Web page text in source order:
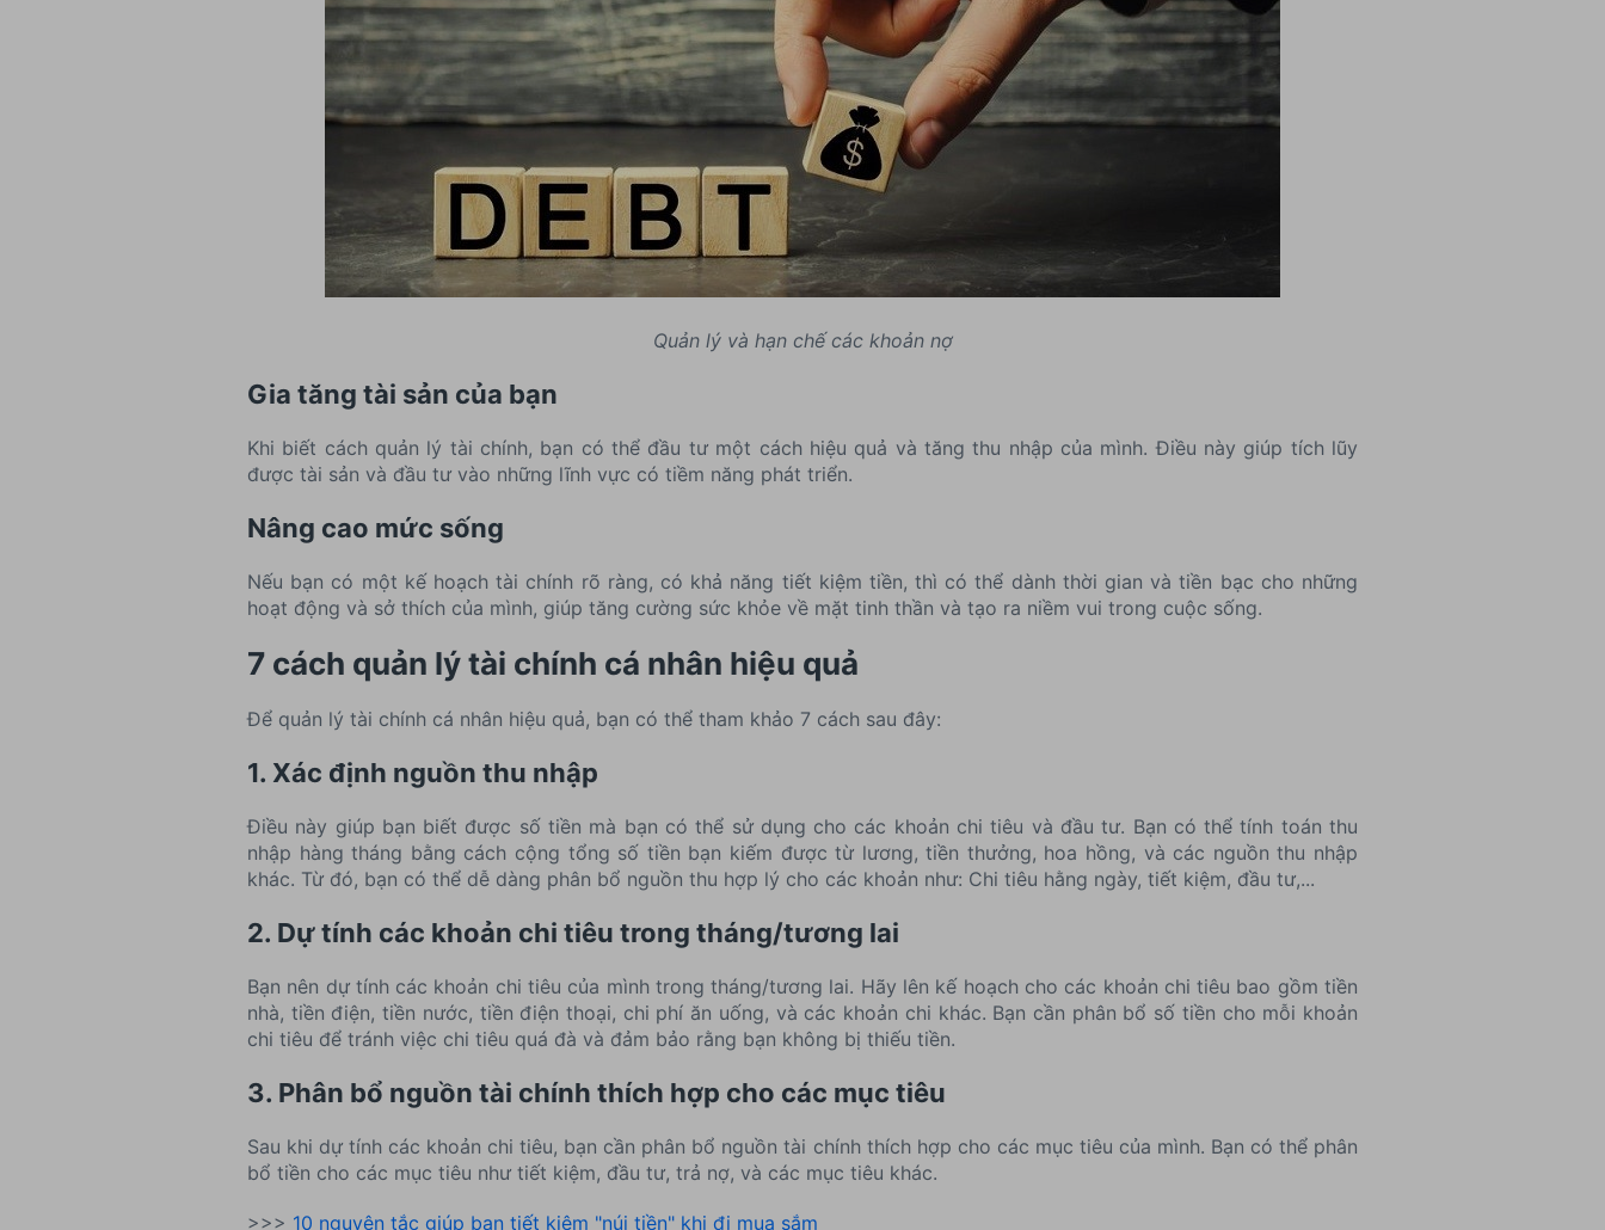
Quản lý và hạn chế các khoản nợ
Gia tăng tài sản của bạn
Khi biết cách quản lý tài chính, bạn có thể đầu tư một cách hiệu quả và tăng thu nhập của mình. Điều này giúp tích lũy
được tài sản và đầu tư vào những lĩnh vực có tiềm năng phát triển.
Nâng cao mức sống
Nếu bạn có một kế hoạch tài chính rõ ràng, có khả năng tiết kiệm tiền, thì có thể dành thời gian và tiền bạc cho những
hoạt động và sở thích của mình, giúp tăng cường sức khỏe về mặt tinh thần và tạo ra niềm vui trong cuộc sống.
7 cách quản lý tài chính cá nhân hiệu quả
Để quản lý tài chính cá nhân hiệu quả, bạn có thể tham khảo 7 cách sau đây:
1. Xác định nguồn thu nhập
Điều này giúp bạn biết được số tiền mà bạn có thể sử dụng cho các khoản chi tiêu và đầu tư. Bạn có thể tính toán thu
nhập hàng tháng bằng cách cộng tổng số tiền bạn kiếm được từ lương, tiền thưởng, hoa hồng, và các nguồn thu nhập
khác. Từ đó, bạn có thể dễ dàng phân bổ nguồn thu hợp lý cho các khoản như: Chi tiêu hằng ngày, tiết kiệm, đầu tư,...
2. Dự tính các khoản chi tiêu trong tháng/tương lai
Bạn nên dự tính các khoản chi tiêu của mình trong tháng/tương lai. Hãy lên kế hoạch cho các khoản chi tiêu bao gồm tiền
nhà, tiền điện, tiền nước, tiền điện thoại, chi phí ăn uống, và các khoản chi khác. Bạn cần phân bổ số tiền cho mỗi khoản
chi tiêu để tránh việc chi tiêu quá đà và đảm bảo rằng bạn không bị thiếu tiền.
3. Phân bổ nguồn tài chính thích hợp cho các mục tiêu
Sau khi dự tính các khoản chi tiêu, bạn cần phân bổ nguồn tài chính thích hợp cho các mục tiêu của mình. Bạn có thể phân
bổ tiền cho các mục tiêu như tiết kiệm, đầu tư, trả nợ, và các mục tiêu khác.
>>> 10 nguyên tắc giúp bạn tiết kiệm "núi tiền" khi đi mua sắm